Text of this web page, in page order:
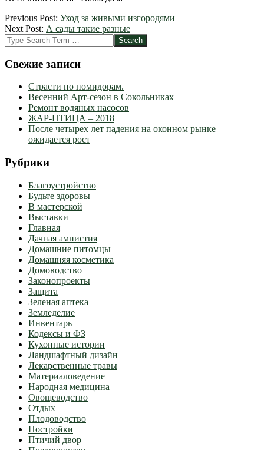
2012-
04-
02
Previous Post: Уход за живыми изгородями
Next Post: А сады такие разные
Search
Свежие записи
Страсти по помидорам.
Весенний Арт-сезон в Сокольниках
Ремонт водяных насосов
ЖАР-ПТИЦА – 2018
После четырех лет падения на оконном рынке
ожидается рост
Рубрики
Благоустройство
Будьте здоровы
В мастерской
Выставки
Главная
Дачная амнистия
Домашние питомцы
Домашняя косметика
Домоводство
Законопроекты
Защита
Зеленая аптека
Земледелие
Инвентарь
Кодексы и ФЗ
Кухонные истории
Ландшафтный дизайн
Лекарственные травы
Материаловедение
Народная медицина
Овощеводство
Отдых
Плодоводство
Постройки
Птичий двор